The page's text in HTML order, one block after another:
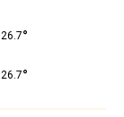
26.7°
26.7°